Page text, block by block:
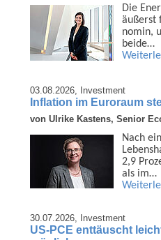
Die
äußerst
nomin,
beide…
03.08.2026, Investment
Inflation im Euroraum
von Ulrike Kastens, Senior
Nach
2,9
als im…
30.07.2026, Investment
US-PCE enttäuscht